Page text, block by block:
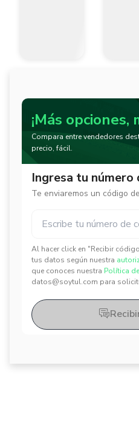
¡Más opciones,
Compara entre vendedores
precio, fácil.
Ingresa tu número
Te enviaremos un código
Al hacer click en "Recibir
tus datos según nuestra
que conoces nuestra Política
datos@soytul.com para